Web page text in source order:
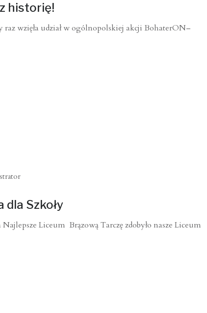
historię!
wzięła udział w ogólnopolskiej akcji BohaterON–
dla Szkoły
Liceum Brązową Tarczę zdobyło nasze Liceum